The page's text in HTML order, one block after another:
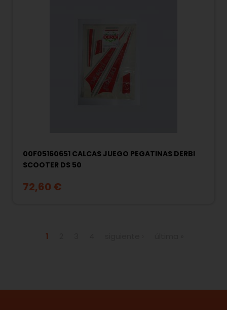
00F05160651 CALCAS JUEGO PEGATINAS DERBI
SCOOTER DS 50
72,60 €
1